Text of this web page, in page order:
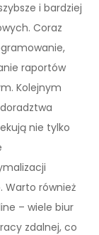
i bardziej
Coraz
raportów
Kolejnym
nie tylko
Warto również
– wiele biur
zdalnej, co